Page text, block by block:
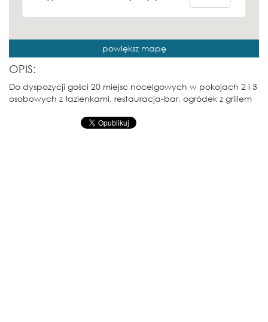
powiększ mapę
OPIS:
Do dyspozycji gości 20 miejsc nocelgowych w pokojach 2 i 3
osobowych z łazienkami, restauracja-bar, ogródek z grillem